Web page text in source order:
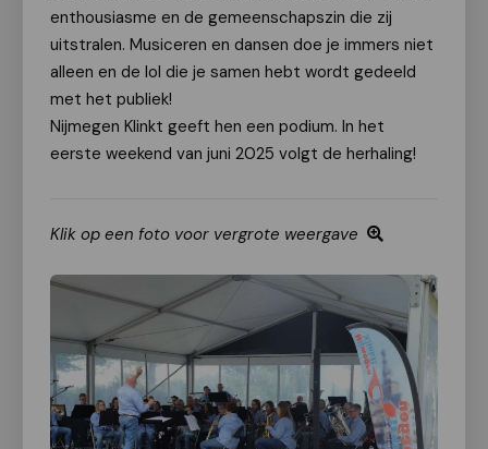
enthousiasme en de gemeenschapszin die zij
uitstralen. Musiceren en dansen doe je immers niet
alleen en de lol die je samen hebt wordt gedeeld
met het publiek!
Nijmegen Klinkt geeft hen een podium. In het
eerste weekend van juni 2025 volgt de herhaling!
Klik op een foto voor vergrote weergave